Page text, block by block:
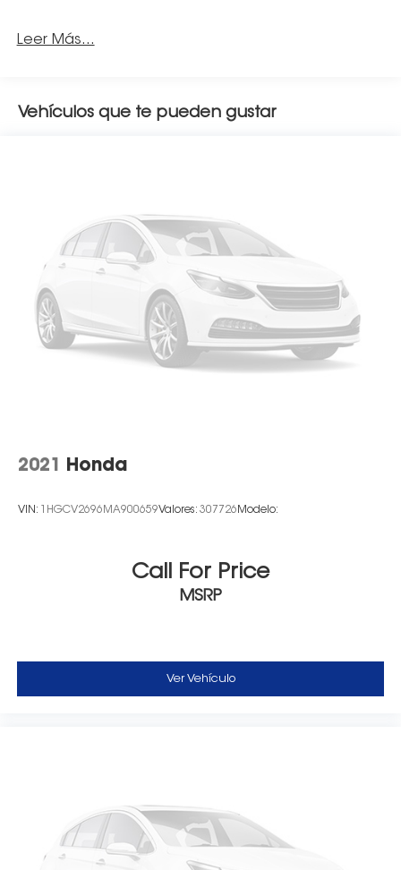
Leer Más...
Vehículos que te pueden gustar
2021 Honda
VIN: 1HGCV2696MA900659Valores: 307726 Modelo:
Call For Price
MSRP
Ver Vehículo